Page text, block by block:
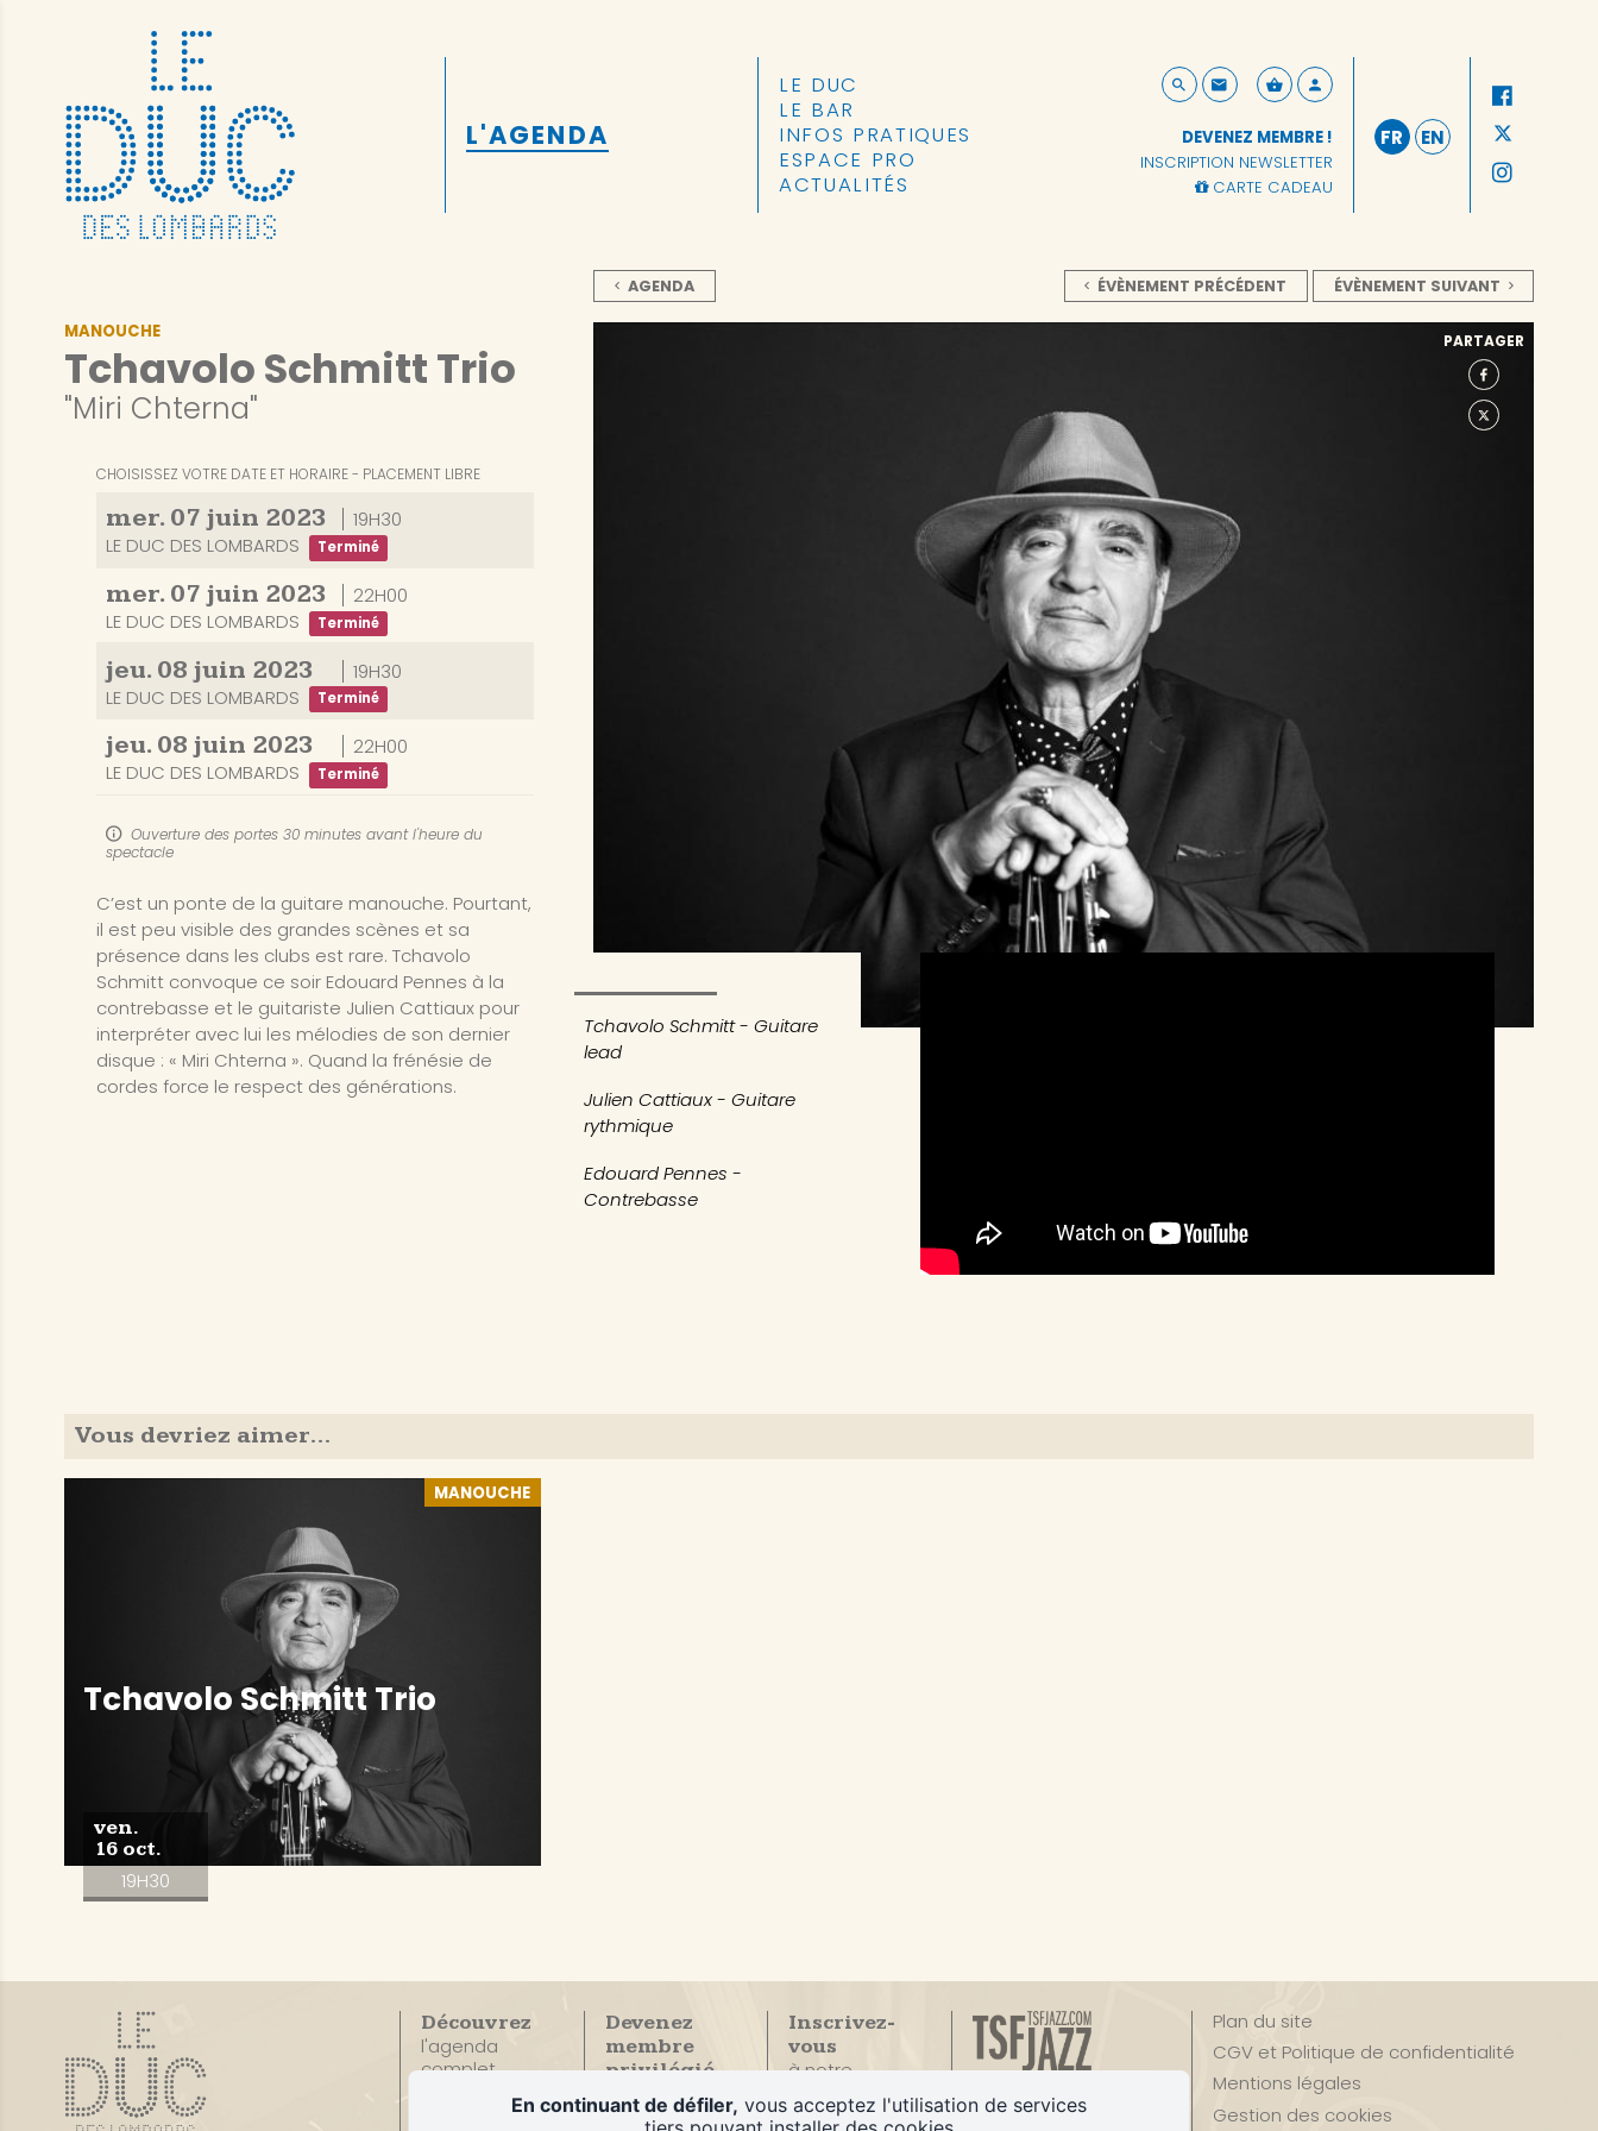
L'AGENDA
LE DUC
LE BAR
INFOS PRATIQUES
ESPACE PRO
ACTUALITÉS
DEVENEZ MEMBRE !
INSCRIPTION NEWSLETTER
CARTE CADEAU
FR EN
AGENDA ÉVÈNEMENT PRÉCÉDENT ÉVÈNEMENT SUIVANT
MANOUCHE
Tchavolo Schmitt Trio
"Miri Chterna"
CHOISISSEZ VOTRE DATE ET HORAIRE PLACEMENT LIBRE
mer. 07 juin 2023
19H30
LE DUC DES LOMBARDS
Terminé
mer. 07 juin 2023
22H00
LE DUC DES LOMBARDS
Terminé
jeu. 08 juin 2023
19H30
LE DUC DES LOMBARDS
Terminé
jeu. 08 juin 2023
22H00
LE DUC DES LOMBARDS
Terminé
Ouverture des portes 30 minutes avant l'heure du
spectacle
C’est un ponte de la guitare manouche. Pourtant,
il est peu visible des grandes scènes et sa
présence dans les clubs est rare. Tchavolo
Schmitt convoque ce soir Edouard Pennes à la
contrebasse et le guitariste Julien Cattiaux pour
interpréter avec lui les mélodies de son dernier
disque : « Miri Chterna ». Quand la frénésie de
cordes force le respect des générations.
PARTAGER
Tchavolo Schmitt - Guitare
lead
Julien Cattiaux - Guitare
rythmique
Edouard Pennes -
Contrebasse
Vous devriez aimer…
MANOUCHE
Tchavolo Schmitt Trio
ven.
16 oct.
19H30
Découvrez
l'agenda
complet
Devenez
membre
privilégié
du Duc des
Lombards
Inscrivez-
vous
à notre
radio
Plan du site
CGV et Politique de confidentialité
Mentions légales
Gestion des cookies
En continuant de défiler, vous acceptez l'utilisation de services